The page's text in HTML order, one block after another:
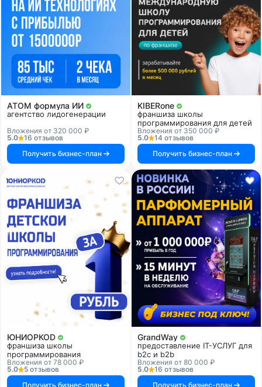
АТОМ формула ИИ
агентство лидогенерации
Вложения от 320 000 ₽
5.0
16 отзывов
Получить бизнес-план
KIBERone
франшиза школы
программирования для детей
Вложения от 350 000 ₽
5.0
14 отзывов
Получить бизнес-план
ЮНИОРКОD
франшиза школы
программирования
Вложения от 78 000 ₽
5.0
5 отзывов
Получить бизнес-план
GrandWay
предоставление IT-УСЛУГ для
b2c и b2b
Вложения от 80 000 ₽
5.0
16 отзывов
Получить бизнес-план